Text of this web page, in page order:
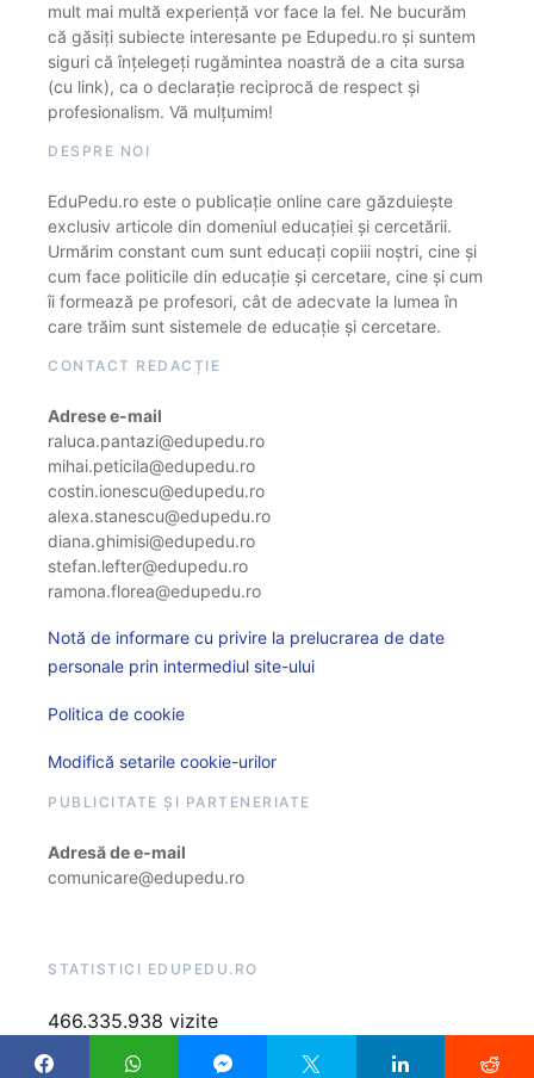
mult mai multă experiență vor face la fel. Ne bucurăm
că găsiți subiecte interesante pe Edupedu.ro și suntem
siguri că înțelegeți rugămintea noastră de a cita sursa
(cu link), ca o declarație reciprocă de respect și
profesionalism. Vă mulțumim!
DESPRE NOI
EduPedu.ro este o publicație online care găzduiește
exclusiv articole din domeniul educației și cercetării.
Urmărim constant cum sunt educați copiii noștri, cine și
cum face politicile din educație și cercetare, cine și cum
îi formează pe profesori, cât de adecvate la lumea în
care trăim sunt sistemele de educație și cercetare.
CONTACT REDACȚIE
Adrese e-mail
raluca.pantazi@edupedu.ro
mihai.peticila@edupedu.ro
costin.ionescu@edupedu.ro
alexa.stanescu@edupedu.ro
diana.ghimisi@edupedu.ro
stefan.lefter@edupedu.ro
ramona.florea@edupedu.ro
Notă de informare cu privire la prelucrarea de date
personale prin intermediul site-ului
Politica de cookie
Modifică setarile cookie-urilor
PUBLICITATE ȘI PARTENERIATE
Adresă de e-mail
comunicare@edupedu.ro
STATISTICI EDUPEDU.RO
466.335.938 vizite